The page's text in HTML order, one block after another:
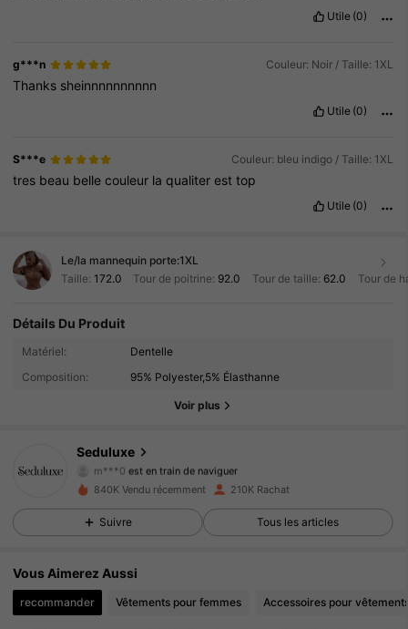
Utile (0)
g***n Couleur: Noir / Taille: 1XL
Thanks sheinnnnnnnnnn
Utile (0)
S***e Couleur: bleu indigo / Taille: 1XL
tres beau bellecouleur laqualiteresttop
Utile (0)
Le/la mannequin porte:1XL
Taille: 172.0 Tour de poitrine: 92.0 Tour de taille: 62.0 Tour de
Détails Du Produit
Matériel:
Dentelle
Composition:
95% Polyester,5% Élasthanne
Voir plus
Seduluxe
78K Suiveurs
4.89
78K Suiveurs
4.89 78K Suiveurs
4.89 78K Suiveurs
4.89
840K Vendu récemment 210K Rachat
Suivre Tous les articles
Vous Aimerez Aussi
recommander Vêtements pour femmes Accessoires pour